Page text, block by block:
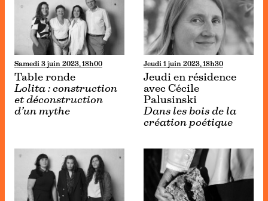
Samedi 3 juin 2023, 18h00
Table ronde
Lolita : construction
et déconstruction
d’un mythe
Jeudi 1 juin 2023, 18h30
Jeudi en résidence
avec Cécile
Palusinski
Dans les bois de la
création poétique